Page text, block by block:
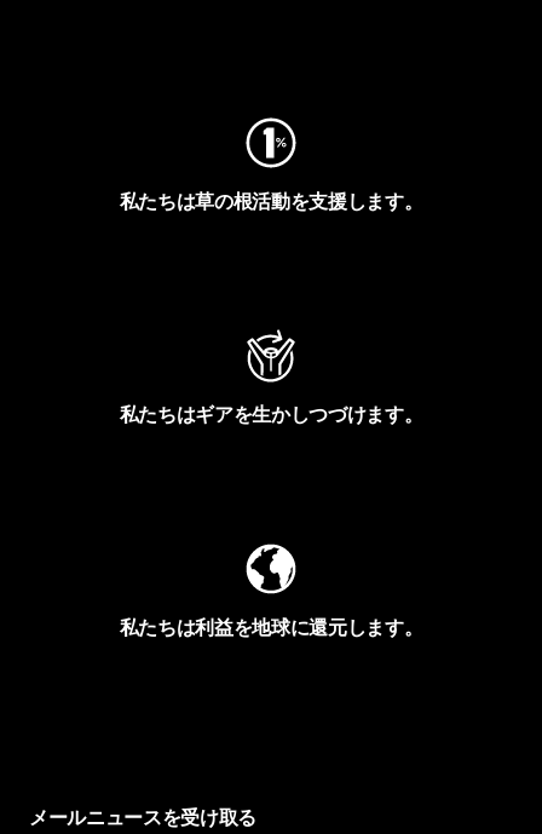
私たちは草の根活動を支援します。
私たちはギアを生かしつづけます。
私たちは利益を地球に還元します。
メールニュースを受け取る